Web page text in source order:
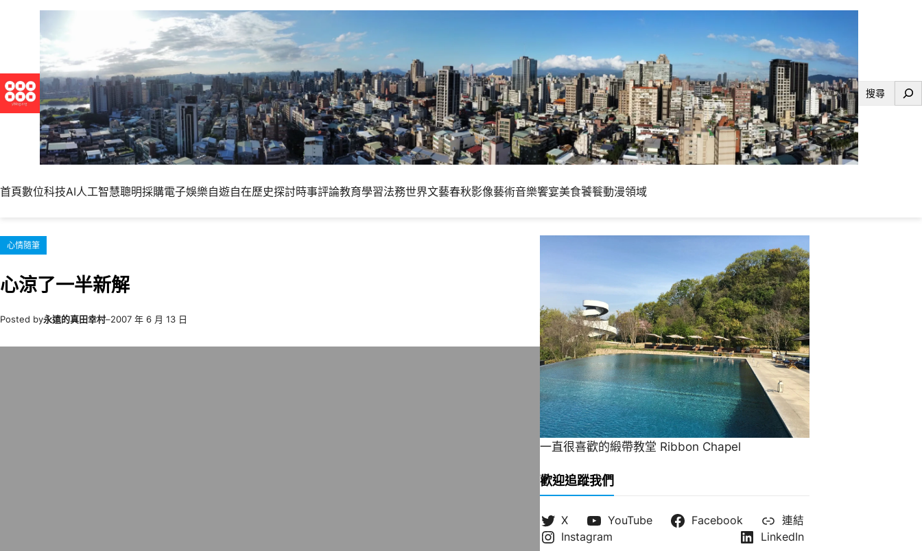
內
容
搜
首頁數位科技AI人工智慧聰明採購電子娛樂自遊自在歷史探討時事評論教育學習法務世界文藝春秋影像藝術音樂饗宴美食饕餮動漫領域
心情隨筆
心涼了一半新解
Posted by永遠的真田幸村–2007 年 6 月 13 日
一直很喜歡的緞帶教堂 Ribbon Chapel
歡迎追蹤我們
X YouTube Facebook
連結
Instagram
LinkedIn